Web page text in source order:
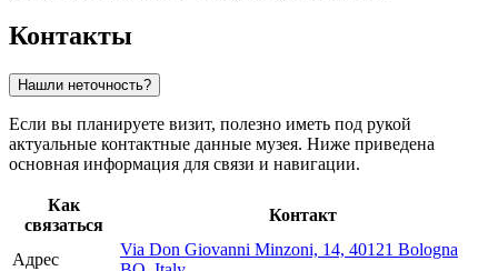
Контакты
Нашли неточность?
Если вы планируете визит, полезно иметь под рукой
актуальные контактные данные музея. Ниже приведена
основная информация для связи и навигации.
Как
связаться
Контакт
Адрес
Via Don Giovanni Minzoni, 14, 40121 Bologna